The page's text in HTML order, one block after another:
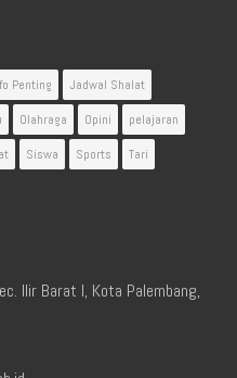
Penting
Jadwal Shalat
Olahraga Opini
pelajaran
Siswa Sports
Tari
Ilir Barat I, Kota Palembang,